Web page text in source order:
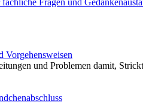
Fragen und
Vorgehensweisen
und Problemen damit,